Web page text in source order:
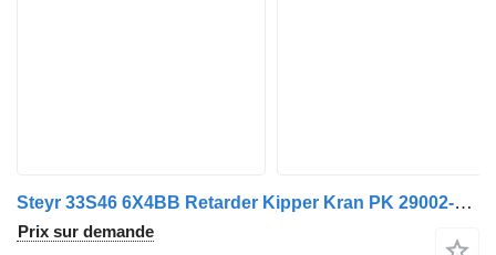
Steyr 33S46 6X4BB Retarder Kipper Kran PK 29002-6 Seil
Prix sur demande